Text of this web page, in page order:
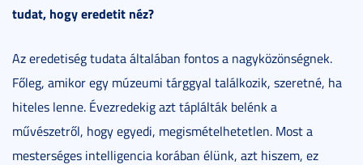
tudat, hogy eredetit néz?
Az eredetiség tudata általában fontos a nagyközönségnek.
Főleg, amikor egy múzeumi tárggyal találkozik, szeretné, ha
hiteles lenne. Évezredekig azt táplálták belénk a
művészetről, hogy egyedi, megismételhetetlen. Most a
mesterséges intelligencia korában élünk, azt hiszem, ez